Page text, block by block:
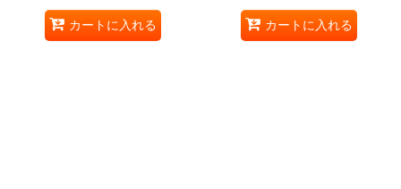
カートに入れる カートに入れる